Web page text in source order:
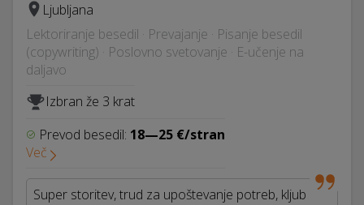
Ljubljana
Lektoriranje besedil · Prevajanje · Pisanje besedil
(copywriting) · Poslovno svetovanje · E-učenje na
daljavo
Izbran že 3 krat
Prevod besedil: 18—25 €/stran
Več
Super storitev, trud za upoštevanje potreb, kljub